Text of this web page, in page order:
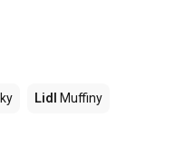
Lidl Muffiny